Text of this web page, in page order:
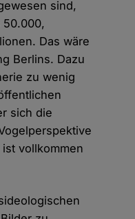
sind,
50.000,
Das wäre
Berlins. Dazu
zu wenig
sich die
vollkommen